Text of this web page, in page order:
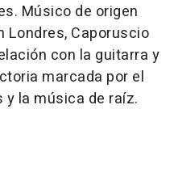
Músico de origen
Londres, Caporuscio
con la guitarra y
marcada por el
y la música de raíz.